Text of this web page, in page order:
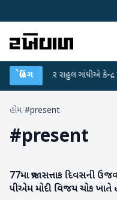
બ્રેકિંગ
આરોપો પર રાહુલ ગાંધીએ કેન્દ્ર પર
હોમ/#present
#present
રાષ્ટ્રીય
77મા પ્રજાસત્તાક દિવસની
પીએમ મોદી વિજય ચોક ખાતે